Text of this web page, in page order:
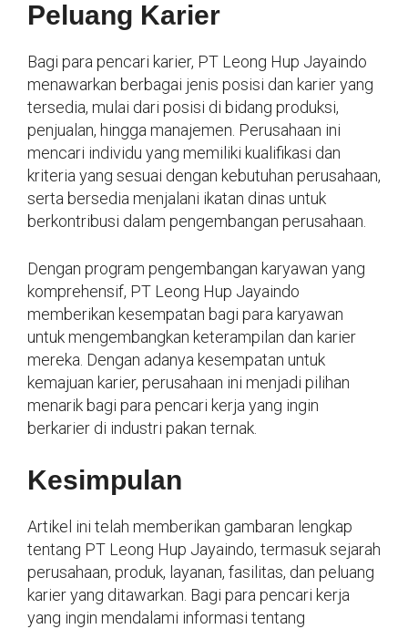
Peluang Karier
Bagi para pencari karier, PT Leong Hup Jayaindo
menawarkan berbagai jenis posisi dan karier yang
tersedia, mulai dari posisi di bidang produksi,
penjualan, hingga manajemen. Perusahaan ini
mencari individu yang memiliki kualifikasi dan
kriteria yang sesuai dengan kebutuhan perusahaan,
serta bersedia menjalani ikatan dinas untuk
berkontribusi dalam pengembangan perusahaan.
Dengan program pengembangan karyawan yang
komprehensif, PT Leong Hup Jayaindo
memberikan kesempatan bagi para karyawan
untuk mengembangkan keterampilan dan karier
mereka. Dengan adanya kesempatan untuk
kemajuan karier, perusahaan ini menjadi pilihan
menarik bagi para pencari kerja yang ingin
berkarier di industri pakan ternak.
Kesimpulan
Artikel ini telah memberikan gambaran lengkap
tentang PT Leong Hup Jayaindo, termasuk sejarah
perusahaan, produk, layanan, fasilitas, dan peluang
karier yang ditawarkan. Bagi para pencari kerja
yang ingin mendalami informasi tentang